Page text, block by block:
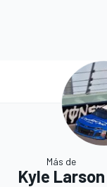
Más de
Kyle Larson